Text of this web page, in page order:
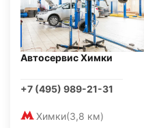
Автосервис Химки
+7 (495) 989-21-31
Химки(3,8 км)